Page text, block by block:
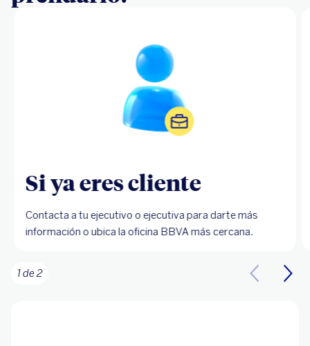
Si ya eres cliente
Contacta a tu ejecutivo o ejecutiva para darte más
información o ubica la oficina BBVA más cercana.
1 de 2